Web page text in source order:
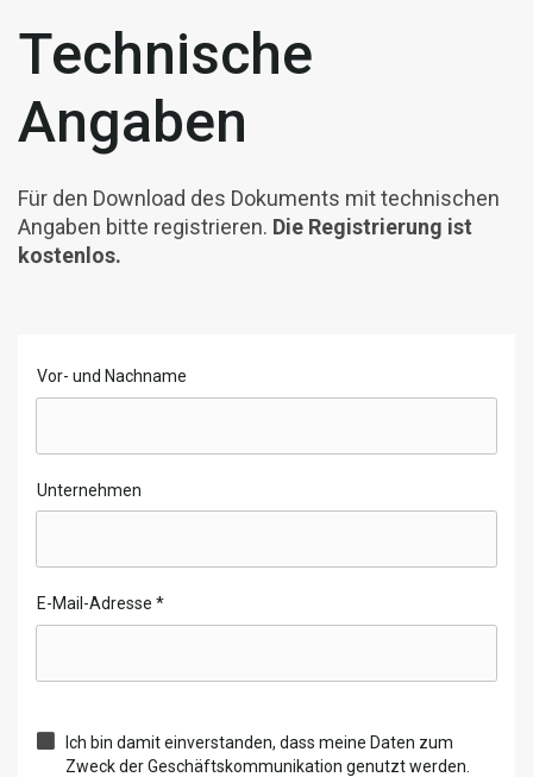
Technische
Angaben
Für den Download des Dokuments mit technischen
Angaben bitte registrieren. Die Registrierung ist
kostenlos.
Vor- und Nachname
Unternehmen
E-Mail-Adresse *
Ich bin damit einverstanden, dass meine Daten zum
Zweck der Geschäftskommunikation genutzt werden.